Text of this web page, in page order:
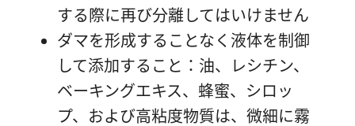
する際に再び分離してはいけません
ダマを形成することなく液体を制御
して添加すること：油、レシチン、
ベーキングエキス、蜂蜜、シロッ
プ、および高粘度物質は、微細に霧